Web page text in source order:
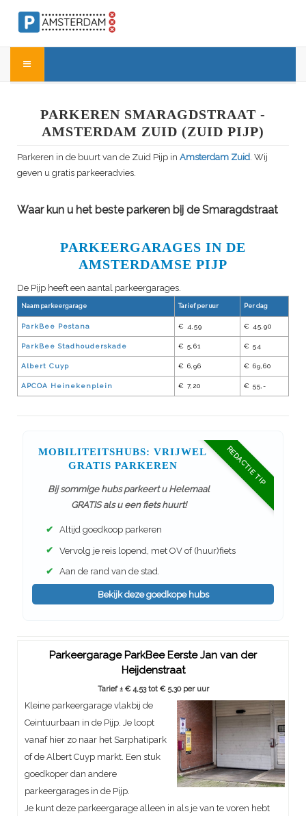
PARKEREN SMARAGDSTRAAT -
AMSTERDAM ZUID (ZUID PIJP)
Parkeren in de buurt van de Zuid Pijp in Amsterdam Zuid. Wij
geven u gratis parkeeradvies.
Waar kun u het beste parkeren bij de Smaragdstraat
PARKEERGARAGES IN DE
AMSTERDAMSE PIJP
De Pijp heeft een aantal parkeergarages.
Naam parkeergarage Tarief per uur Per dag
ParkBee Pestana € 4,59 € 45,90
ParkBee Stadhouderskade € 5,61 € 54
Albert Cuyp € 6,96 € 69,60
APCOA Heinekenplein € 7,20 € 55,-
REDACTIE TIP
MOBILITEITSHUBS: VRIJWEL
GRATIS PARKEREN
Bij sommige hubs parkeert u Helemaal
GRATIS als u een fiets huurt!
✔ Altijd goedkoop parkeren
✔ Vervolg je reis lopend, met OV of (huur)fiets
✔ Aan de rand van de stad.
Bekijk deze goedkope hubs
Parkeergarage ParkBee Eerste Jan van der
Heijdenstraat
Tarief ± € 4,53 tot € 5,30 per uur
Kleine parkeergarage vlakbij de
Ceintuurbaan in de Pijp. Je loopt
vanaf hier zo naar het Sarphatipark
of de Albert Cuyp markt. Een stuk
goedkoper dan andere
parkeergarages in de Pijp.
Je kunt deze parkeergarage alleen in als je van te voren hebt